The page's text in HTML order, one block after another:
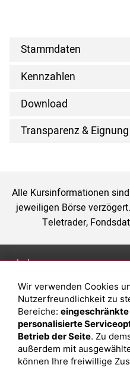
Stammdaten
Kennzahlen
Download
Transparenz & Eignung
Alle Kursinformationen
jeweiligen Börse
Teletrader,
Anlage
Depot eröffnen
Depot vergleichen
Junior Depot
Top-Seller-Fonds
Top-Fonds
Wir verwenden Cookies
Nutzerfreundlichkeit zu
Bereiche:
personalisierte
Betrieb der Seite. Zu
außerdem mit
können Ihre freiwillige